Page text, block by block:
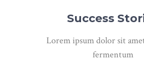
Success
Lorem ipsum dolor sit
fermentum